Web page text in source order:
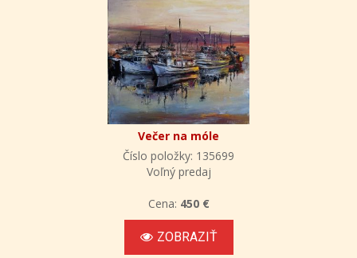
Večer na móle
Číslo položky: 135699
Voľný predaj
Cena: 450 €
ZOBRAZIŤ